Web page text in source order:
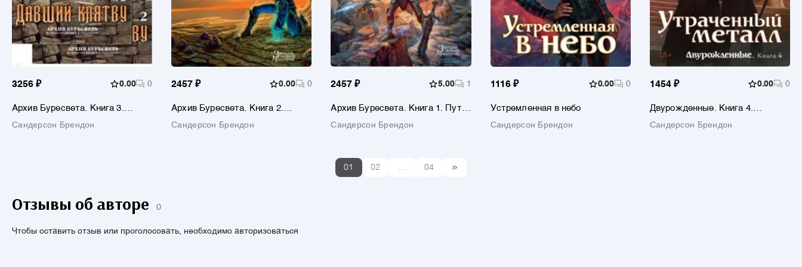
3256 ₽ 0.00 0
Архив Буресвета. Книга 3.
Сандерсон Брендон
2457 ₽ 0.00 0
Архив Буресвета. Книга 2.
Сандерсон Брендон
2457 ₽ 5.00 1
Архив Буресвета. Книга 1. Путь
Сандерсон Брендон
1116 ₽ 0.00 0
Устремленная в небо
Сандерсон Брендон
1454 ₽ 0.00 0
Двурожденные. Книга 4.
Сандерсон Брендон
01 02 04
Отзывы об авторе 0
Чтобы оставить отзыв или проголосовать, необходимо авторизоваться